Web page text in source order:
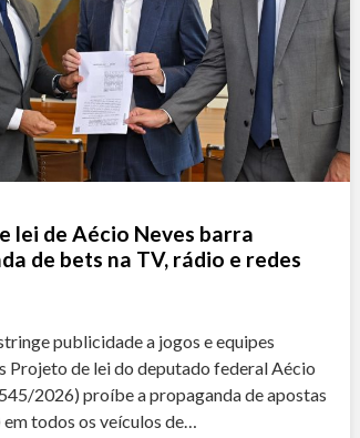
lei de Aécio Neves barra
de bets na TV, rádio e redes
publicidade a jogos e equipes
Projeto de lei do deputado federal Aécio
2026) proíbe a propaganda de apostas
todos os veículos de…